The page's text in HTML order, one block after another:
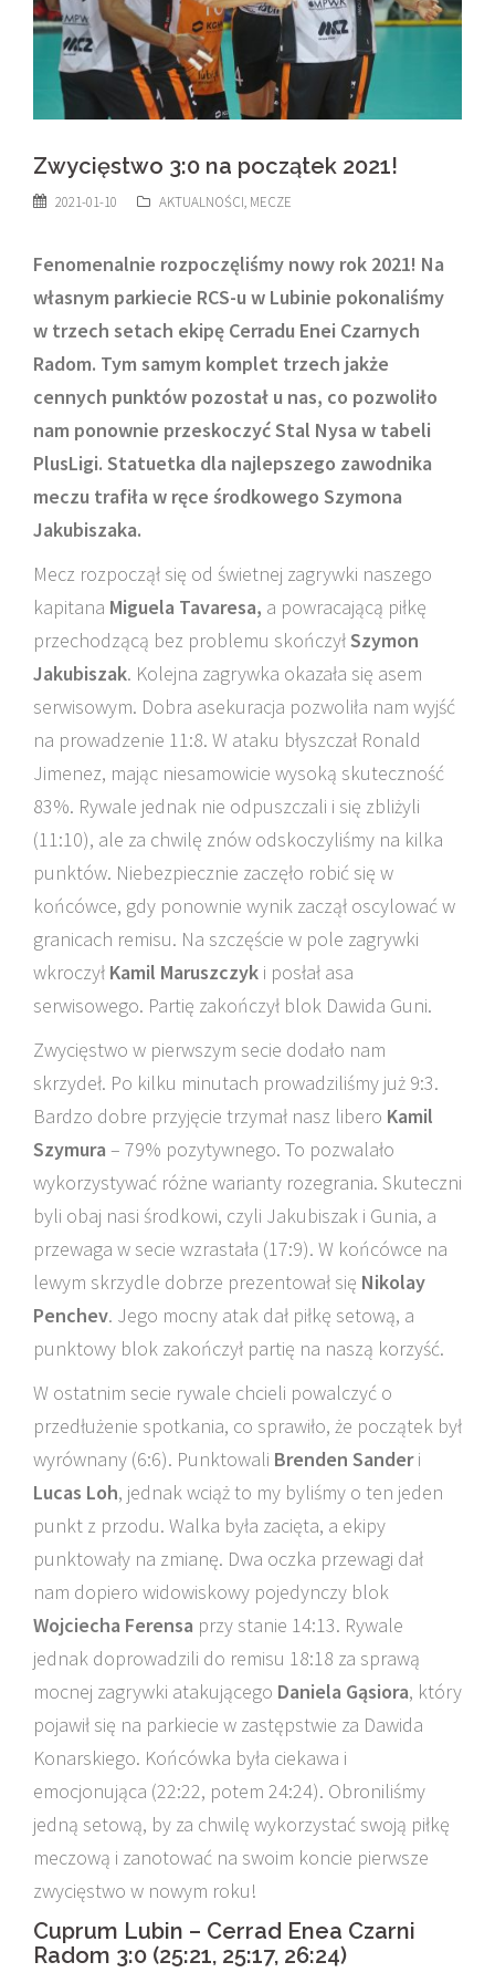
Zwycięstwo 3:0 na początek 2021!
2021-01-10 AKTUALNOŚCI, MECZE
Fenomenalnie rozpoczęliśmy nowy rok 2021! Na
własnym parkiecie RCS-u w Lubinie pokonaliśmy
w trzech setach ekipę Cerradu Enei Czarnych
Radom. Tym samym komplet trzech jakże
cennych punktów pozostał u nas, co pozwoliło
nam ponownie przeskoczyć Stal Nysa w tabeli
PlusLigi. Statuetka dla najlepszego zawodnika
meczu trafiła w ręce środkowego Szymona
Jakubiszaka.
Mecz rozpoczął się od świetnej zagrywki naszego
kapitana Miguela Tavaresa, a powracającą piłkę
przechodzącą bez problemu skończyłSzymon
Jakubiszak. Kolejna zagrywka okazała się asem
serwisowym. Dobra asekuracja pozwoliła nam wyjść
na prowadzenie 11:8. W ataku błyszczał Ronald
Jimenez, mając niesamowicie wysoką skuteczność
83%. Rywale jednak nie odpuszczali i się zbliżyli
(11:10), ale za chwilę znów odskoczyliśmy na kilka
punktów. Niebezpiecznie zaczęło robić się w
końcówce, gdy ponownie wynik zaczął oscylować w
granicach remisu. Na szczęście w pole zagrywki
wkroczył Kamil Maruszczyk i posłał asa
serwisowego. Partię zakończył blok Dawida Guni.
Zwycięstwo w pierwszym secie dodało nam
skrzydeł. Po kilku minutach prowadziliśmy już 9:3.
Bardzo dobre przyjęcie trzymał nasz libero Kamil
Szymura – 79% pozytywnego. To pozwalało
wykorzystywać różne warianty rozegrania. Skuteczni
byli obaj nasi środkowi, czyli Jakubiszak i Gunia, a
przewaga w secie wzrastała (17:9). W końcówce na
lewym skrzydle dobrze prezentował się Nikolay
Penchev. Jego mocny atak dał piłkę setową, a
punktowy blok zakończył partię na naszą korzyść.
W ostatnim secie rywale chcieli powalczyć o
przedłużenie spotkania, co sprawiło, że początek był
wyrównany (6:6). Punktowali Brenden Sanderi
Lucas Loh, jednak wciąż to my byliśmy o ten jeden
punkt z przodu. Walka była zacięta, a ekipy
punktowały na zmianę. Dwa oczka przewagi dał
nam dopiero widowiskowy pojedynczy blok
Wojciecha Ferensa przy stanie 14:13. Rywale
jednak doprowadzili do remisu 18:18 za sprawą
mocnej zagrywki atakującego Daniela Gąsiora, który
pojawił się na parkiecie w zastępstwie za Dawida
Konarskiego. Końcówka była ciekawa i
emocjonująca (22:22, potem 24:24). Obroniliśmy
jedną setową, by za chwilę wykorzystać swoją piłkę
meczową i zanotować na swoim koncie pierwsze
zwycięstwo w nowym roku!
Cuprum Lubin – Cerrad Enea Czarni
Radom 3:0 (25:21, 25:17, 26:24)